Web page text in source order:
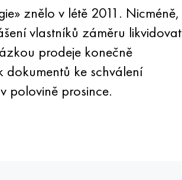
znělo v létě 2011. Nicméně,
vlastníků záměru likvidovat
prodeje konečně
ke schválení
polovině prosince.